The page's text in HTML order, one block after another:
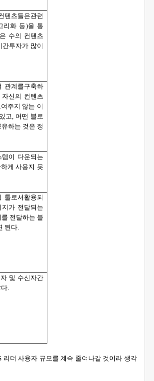
텐츠들은관련
리화 등)을 통
수의 컨텐츠
간투자가 많이
관계를구축하
자신의 컨텐츠
주지 않는 이
고, 어떤 블로
하는 것은 정
이 다운되는
게 사용지 못
툴로서활용되
가 전달되는
전달하는 블
된다.
및 수신자간
.
리더 사용자 규모를 계속 줄여나갈 것이라 생각